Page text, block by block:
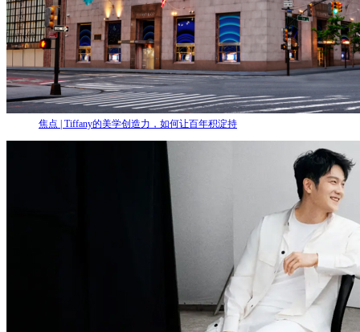
焦点 | Tiffany的美学创造力，如何让百年积淀持